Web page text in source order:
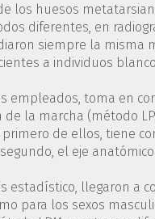
los huesos
diferentes, en
siempre la misma
a individuos
empleados, toma en
la marcha (método
de ellos, tiene
el eje
estadístico, llegaron a
para los sexos